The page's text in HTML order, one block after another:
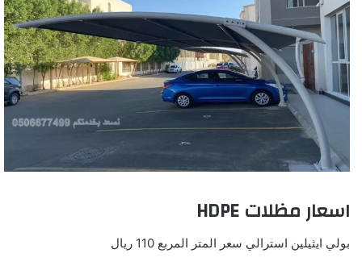
اسعار مظلات HDPE
بولي ايثيلين استرالي سعر المتر المربع 110 ريال